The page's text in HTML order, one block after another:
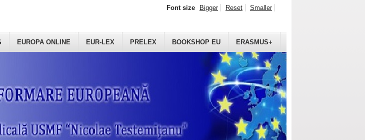
EUROPA ONLINE EUR-LEX PRELEX BOOKSHOP EU ERASMUS+
Font size Bigger Reset Smaller